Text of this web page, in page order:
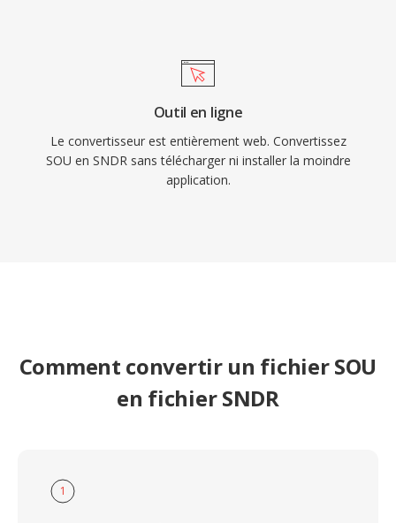
Outil en ligne
Le convertisseur est entièrement web. Convertissez
SOU en SNDR sans télécharger ni installer la moindre
application.
Comment convertir un fichier SOU
en fichier SNDR
1